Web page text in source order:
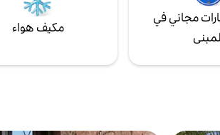
مجاني في
مكيف هواء